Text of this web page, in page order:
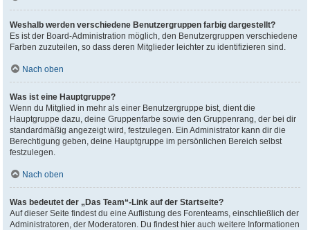
Weshalb werden verschiedene Benutzergruppen farbig dargestellt?
Es ist der Board-Administration möglich, den Benutzergruppen verschiedene
Farben zuzuteilen, so dass deren Mitglieder leichter zu identifizieren sind.
Nach oben
Was ist eine Hauptgruppe?
Wenn du Mitglied in mehr als einer Benutzergruppe bist, dient die
Hauptgruppe dazu, deine Gruppenfarbe sowie den Gruppenrang, der bei dir
standardmäßig angezeigt wird, festzulegen. Ein Administrator kann dir die
Berechtigung geben, deine Hauptgruppe im persönlichen Bereich selbst
festzulegen.
Nach oben
Was bedeutet der „Das Team“-Link auf der Startseite?
Auf dieser Seite findest du eine Auflistung des Forenteams, einschließlich der
Administratoren, der Moderatoren. Du findest hier auch weitere Informationen